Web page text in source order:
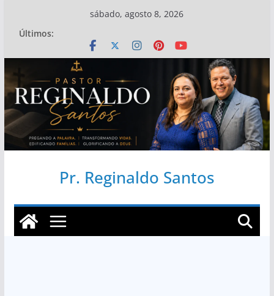
conteúdo
sábado, agosto 8, 2026
Últimos:
Pr. Reginaldo Santos